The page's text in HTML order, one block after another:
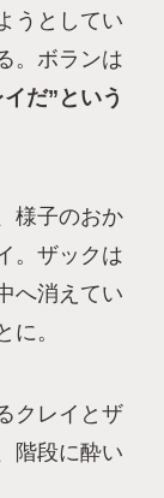
うとしてい
。ボランは
だ”という
様子のおか
。ザックは
へ消えてい
に。
クレイとザ
階段に酔い